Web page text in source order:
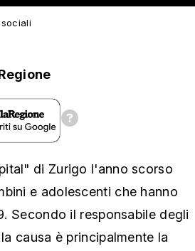
di Zurigo l'anno scorso
e adolescenti che hanno
Secondo il responsabile degli
causa è principalmente la